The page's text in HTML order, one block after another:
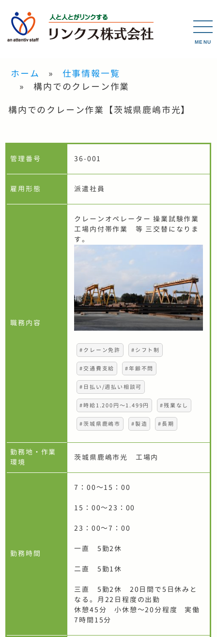
MENU
ホーム
仕事情報一覧
構内でのクレーン作業
構内でのクレーン作業【茨城県鹿嶋市光】
管理番号 36-001
雇用形態 派遣社員
職務内容
クレーンオペレーター 操業試験作業
工場内付帯作業 等 三交替になりま
す。
#クレーン免許 #シフト制
#交通費支給 #年齢不問
#日払い/週払い相談可
#時給1.200円〜1.499円 #残業なし
#茨城県鹿嶋市 #製造 #長期
勤務地・作業
環境
茨城県鹿嶋市光 工場内
勤務時間
7：00～15：00
15：00～23：00
23：00～7：00
一直 5勤2休
二直 5勤1休
三直 5勤2休 20日間で5日休みと
なる。月22日程度の出勤
休憩45分 小休憩～20分程度 実働
7時間15分